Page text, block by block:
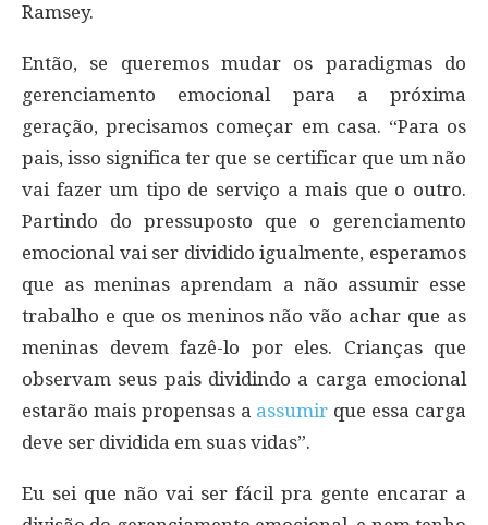
Ramsey.
Então, se queremos mudar os paradigmas do
gerenciamento emocional para a próxima
geração, precisamos começar em casa. “Para os
pais, isso significa ter que se certificar que um não
vai fazer um tipo de serviço a mais que o outro.
Partindo do pressuposto que o gerenciamento
emocional vai ser dividido igualmente, esperamos
que as meninas aprendam a não assumir esse
trabalho e que os meninos não vão achar que as
meninas devem fazê-lo por eles. Crianças que
observam seus pais dividindo a carga emocional
estarão mais propensas a assumir que essa carga
deve ser dividida em suas vidas”.
Eu sei que não vai ser fácil pra gente encarar a